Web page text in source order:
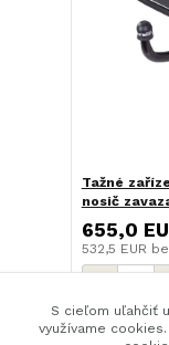
Tažné
nosič
655,0
532,5 EUR
S cieľom uľahčiť
využívame